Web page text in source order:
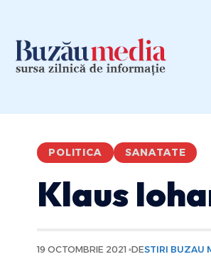
POLITICA SANATATE
Klaus
19 OCTOMBRIE 2021 DESTIRI BUZAU